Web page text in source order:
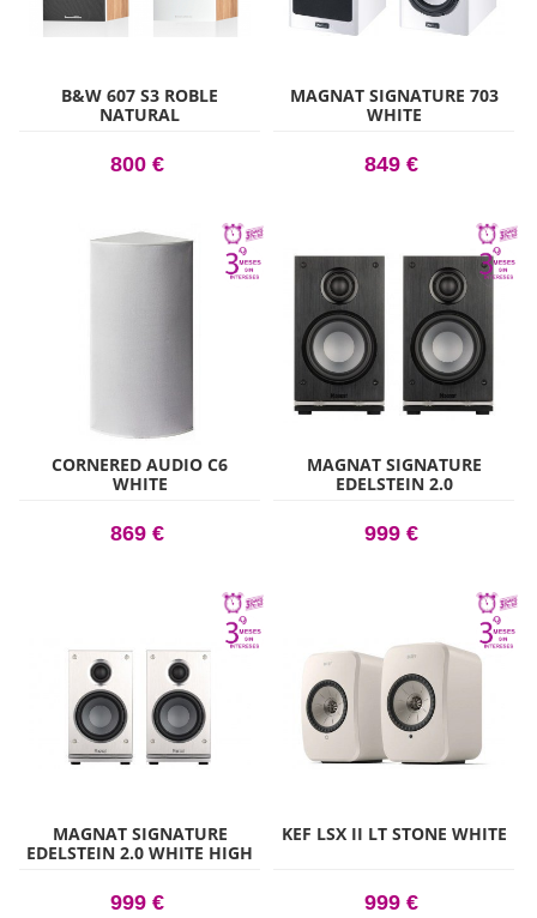
B&W 607 S3 ROBLE
NATURAL
800 €
MAGNAT SIGNATURE 703
WHITE
849 €
CORNERED AUDIO C6
WHITE
869 €
MAGNAT SIGNATURE
EDELSTEIN 2.0
999 €
MAGNAT SIGNATURE
EDELSTEIN 2.0 WHITE HIGH
999 €
KEF LSX II LT STONE WHITE
999 €